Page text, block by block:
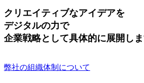
クリエイティブなアイデアを
デジタルの力で
企業戦略として具体的に展開しま
弊社の組織体制について